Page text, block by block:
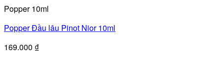
Popper 10ml
Popper Đầu lâu Pinot Nior 10ml
169.000 ₫